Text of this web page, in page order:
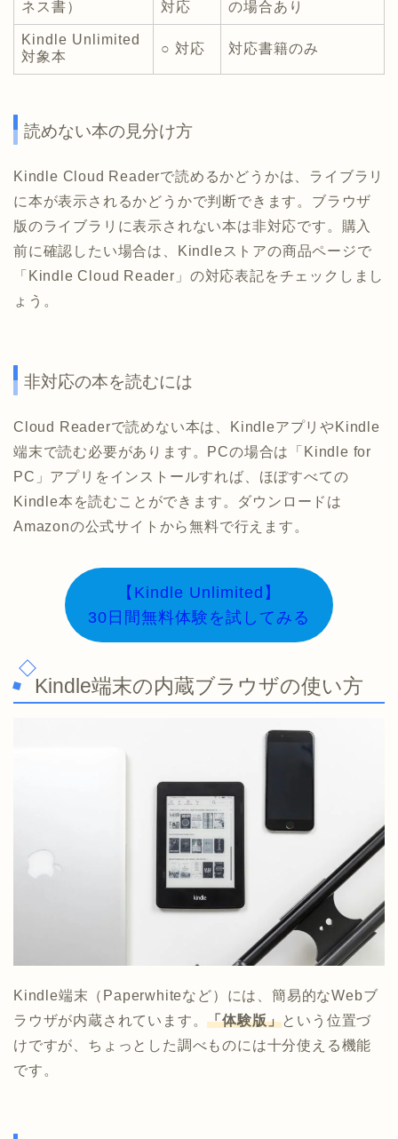
ネス書） 対応 の場合あり
Kindle Unlimited
対象本
○ 対応 対応書籍のみ
読めない本の見分け方
Kindle Cloud Readerで読めるかどうかは、ライブラリ
に本が表示されるかどうかで判断できます。ブラウザ
版のライブラリに表示されない本は非対応です。購入
前に確認したい場合は、Kindleストアの商品ページで
「Kindle Cloud Reader」の対応表記をチェックしまし
ょう。
非対応の本を読むには
Cloud Readerで読めない本は、KindleアプリやKindle
端末で読む必要があります。PCの場合は「Kindle for
PC」アプリをインストールすれば、ほぼすべての
Kindle本を読むことができます。ダウンロードは
Amazonの公式サイトから無料で行えます。
【Kindle Unlimited】
30日間無料体験を試してみる
Kindle端末の内蔵ブラウザの使い方
Kindle端末（Paperwhiteなど）には、簡易的なWebブ
ラウザが内蔵されています。「体験版」という位置づ
けですが、ちょっとした調べものには十分使える機能
です。